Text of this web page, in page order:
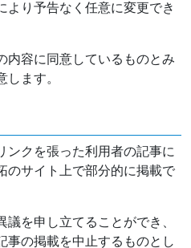
より予告なく任意に変更でき
内容に同意しているものとみ
ます。
ンクを張った利用者の記事に
のサイト上で部分的に掲載で
を申し立てることができ、
事の掲載を中止するものとし